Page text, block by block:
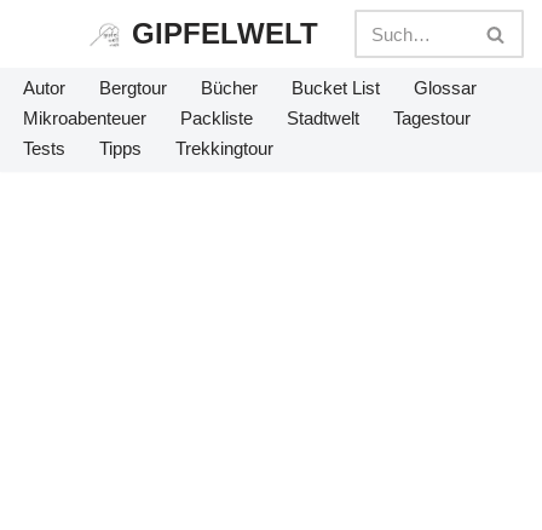
Inhalt
springen
GIPFELWELT
Autor Bergtour Bücher Bucket List
Glossar
Mikroabenteuer
Packliste Stadtwelt
Tagestour
Tests
Tipps Trekkingtour